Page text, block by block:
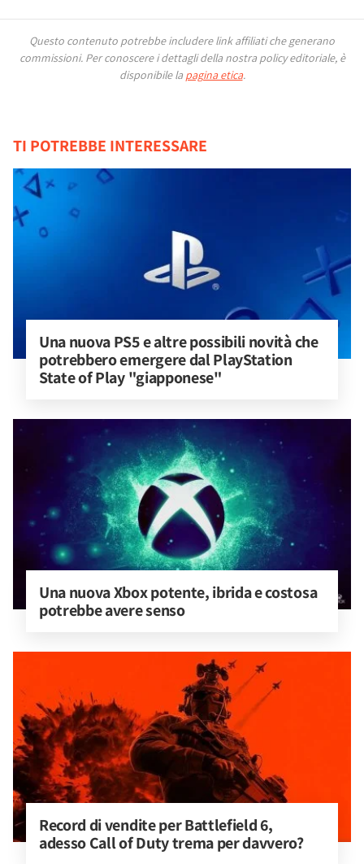
Questo contenuto potrebbe includere link affiliati che generano
commissioni. Per conoscere i dettagli della nostra policy editoriale, è
disponibile la pagina etica.
TI POTREBBE INTERESSARE
Una nuova PS5 e altre possibili novità che
potrebbero emergere dal PlayStation
State of Play "giapponese"
Una nuova Xbox potente, ibrida e costosa
potrebbe avere senso
Record di vendite per Battlefield 6,
adesso Call of Duty trema per davvero?